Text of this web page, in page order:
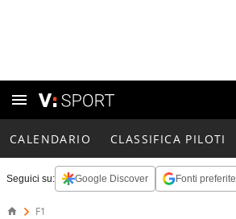
CALENDARIO CLASSIFICA PILOTI
Seguici su: Google Discover Fonti preferite
F1